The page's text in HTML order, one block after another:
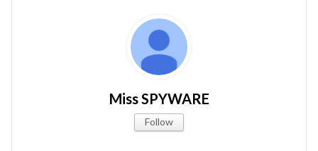
Miss SPYWARE
Follow